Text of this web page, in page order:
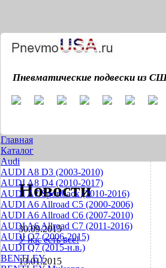
Пневматические подвески из
Главная
Каталог
Audi
AUDI A8 D3 (2003-2010)
AUDI A8 D4 (2010-2017)
AUDI A7 Sportback (2010-2016)
AUDI A6 Allroad C5 (2000-2006)
AUDI A6 Allroad C6 (2007-2010)
AUDI A6 Allroad C7 (2011-2016)
AUDI Q7 (2006-2015)
AUDI Q7 (2015-н.в.)
BENTLEY
Новости
30.09.2015
У нас есть все!
13.01.2015